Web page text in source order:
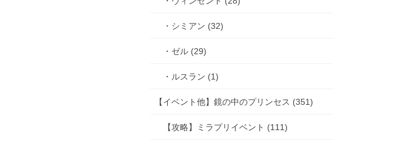
・シミアン (32)
・ゼル (29)
・ルスラン (1)
【イベント他】鏡の中のプリンセス (351)
【攻略】ミラプリイベント (111)